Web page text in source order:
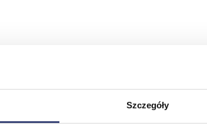
Szczegóły